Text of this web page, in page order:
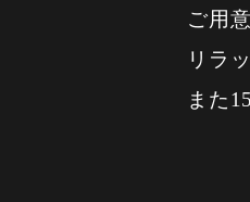
ご用
リラ
また